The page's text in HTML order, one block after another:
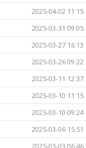
2025-04-02 11:15
2025-03-31 09:05
2025-03-27 16:13
2025-03-26 09:22
2025-03-11 12:37
2025-03-10 11:15
2025-03-10 09:24
2025-03-06 15:51
2025-03-03 06:46